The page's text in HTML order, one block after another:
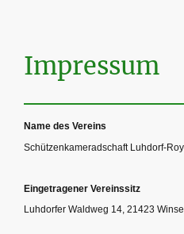
Impressum
Name des Vereins
Schützenkameradschaft Luhdorf-
Eingetragener Vereinssitz
Luhdorfer Waldweg 14, 21423